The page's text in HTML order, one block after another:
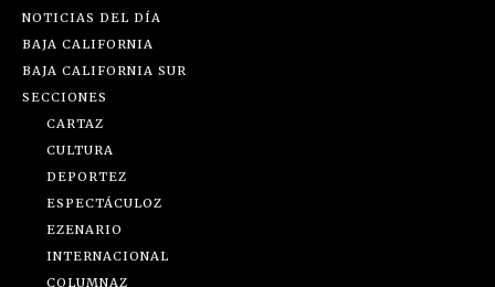
NOTICIAS DEL DÍA
BAJA CALIFORNIA
BAJA CALIFORNIA SUR
SECCIONES
CARTAZ
CULTURA
DEPORTEZ
ESPECTÁCULOZ
EZENARIO
INTERNACIONAL
COLUMNAZ